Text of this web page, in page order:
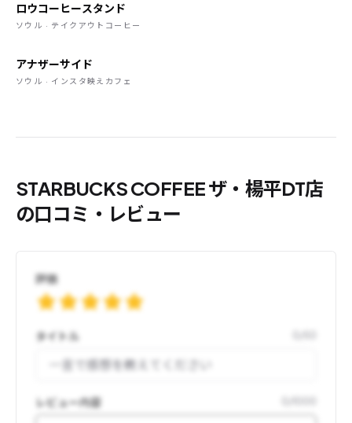
ロウコーヒースタンド
ソウル · テイクアウトコーヒー
アナザーサイド
ソウル · インスタ映えカフェ
STARBUCKS COFFEE ザ・楊平DT店
の口コミ・レビュー
評価
タイトル
レビュー内容